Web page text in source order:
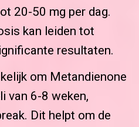
20-50 mg per dag.
kan leiden tot
resultaten.
om Metandienone
van 6-8 weken,
Dit helpt om de